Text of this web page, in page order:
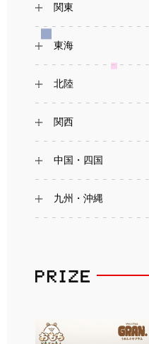
関東
東海
北陸
関西
中国・四国
九州・沖縄